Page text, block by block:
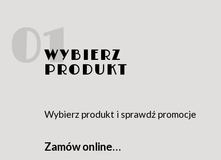
ZAMÓW PRZEZ
WYBIERZ
PRODUKT
Wybierz produkt i sprawdź promocje
Zamów online…